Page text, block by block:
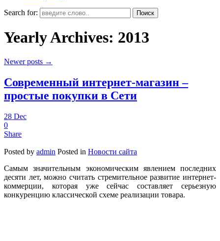
Search for:
Yearly Archives: 2013
Newer posts →
Современный интернет-магазин –
простые покупки в Сети
28 Dec
0
Share
Posted by admin Posted in Новости сайта
Самым значительным экономическим явлением последних
десяти лет, можно считать стремительное развитие интернет-
коммерции, которая уже сейчас составляет серьезную
конкуренцию классической схеме реализации товара.